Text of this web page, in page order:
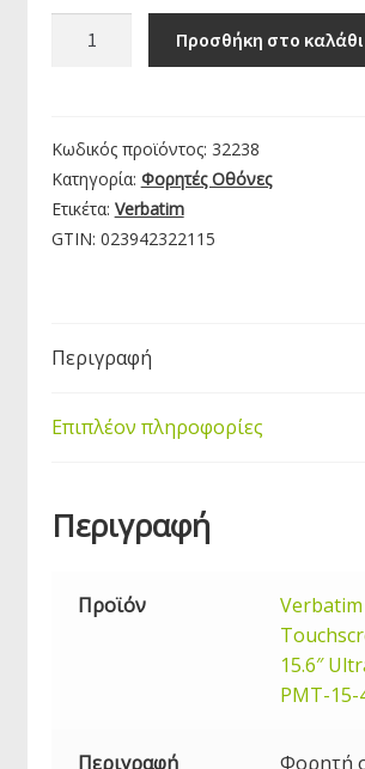
15.6”
Ultra
HD
4K
|
ποσότητα
Προσθήκη στο καλάθι
Κωδικός προϊόντος: 32238
Κατηγορία: Φορητές Οθόνες
Ετικέτα: Verbatim
GTIN: 023942322115
Περιγραφή
Επιπλέον πληροφορίες
Περιγραφή
Προϊόν
15.6″
PMT-15-
Περιγραφή
Φορητή